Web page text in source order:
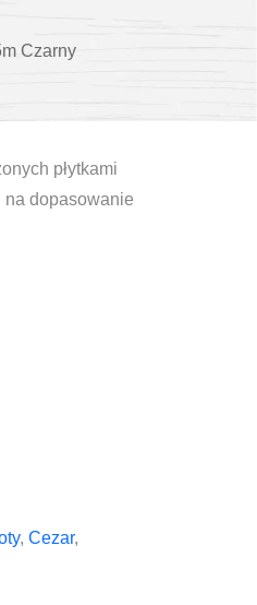
Czarny
płytkami
na dopasowanie
, Cezar,